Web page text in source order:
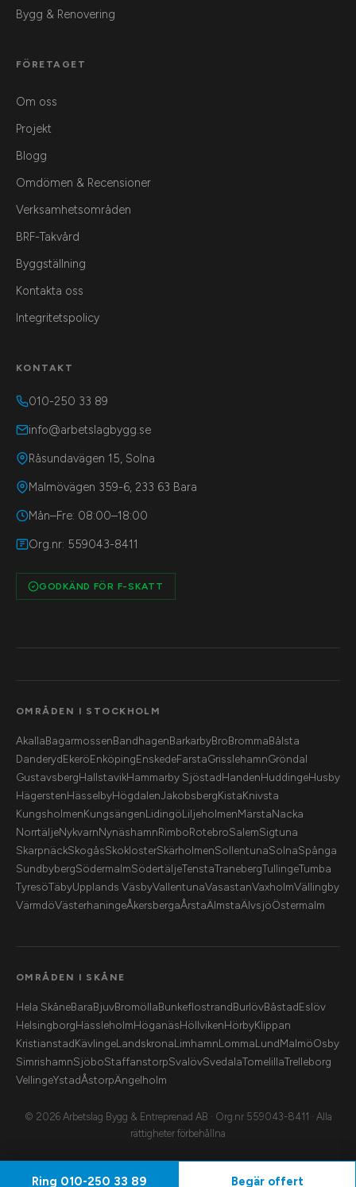
Bygg & Renovering
FÖRETAGET
Om oss
Projekt
Blogg
Omdömen & Recensioner
Verksamhetsområden
BRF-Takvård
Byggställning
Kontakta oss
Integritetspolicy
KONTAKT
010-250 33 89
info@arbetslagbygg.se
Råsundavägen 15, Solna
Malmövägen 359-6, 233 63 Bara
Mån–Fre: 08:00–18:00
Org.nr: 559043-8411
GODKÄND FÖR F-SKATT
OMRÅDEN I STOCKHOLM
AkallaBagarmossenBandhagenBarkarbyBroBrommaBålsta
DanderydEkeröEnköpingEnskedeFarstaGrisslehamnGröndal
GustavsbergHallstavikHammarby SjöstadHandenHuddingeHusby
HägerstenHässelbyHögdalenJakobsbergKistaKnivsta
KungsholmenKungsängenLidingöLiljeholmenMärstaNacka
NorrtäljeNykvarnNynäshamnRimboRotebroSalemSigtuna
SkarpnäckSkogåsSkoklosterSkärholmenSollentunaSolnaSpånga
SundbybergSödermalmSödertäljeTenstaTranebergTullingeTumba
TyresöTäbyUpplands VäsbyVallentunaVasastanVaxholmVällingby
VärmdöVästerhaningeÅkersbergaÅrstaÄlmstaÄlvsjöÖstermalm
OMRÅDEN I SKÅNE
Hela SkåneBaraBjuvBromöllaBunkeflostrandBurlövBåstadEslöv
HelsingborgHässleholmHöganäsHöllvikenHörbyKlippan
KristianstadKävlingeLandskronaLimhamnLommaLundMalmöOsby
SimrishamnSjöboStaffanstorpSvalövSvedalaTomelillaTrelleborg
VellingeYstadÅstorpÄngelholm
© 2026 Arbetslag Bygg & Entreprenad AB · Org.nr 559043-8411 · Alla
rättigheter förbehållna
Ring 010-250 33 89 Begär offert